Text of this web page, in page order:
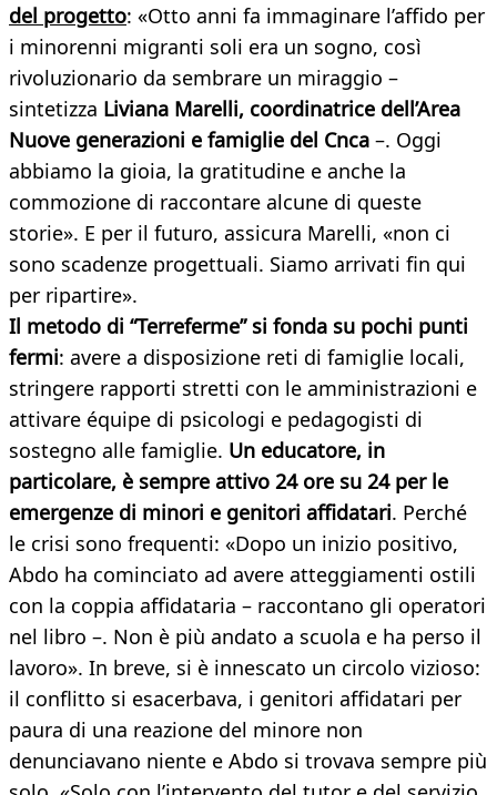
del progetto: «Otto anni fa immaginare l’affido per
i minorenni migranti soli era un sogno, così
rivoluzionario da sembrare un miraggio –
sintetizza Liviana Marelli, coordinatrice dell’Area
Nuove generazioni e famiglie del Cnca –. Oggi
abbiamo la gioia, la gratitudine e anche la
commozione di raccontare alcune di queste
storie». E per il futuro, assicura Marelli, «non ci
sono scadenze progettuali. Siamo arrivati fin qui
per ripartire».
Il metodo di “Terreferme” si fonda su pochi punti
fermi: avere a disposizione reti di famiglie locali,
stringere rapporti stretti con le amministrazioni e
attivare équipe di psicologi e pedagogisti di
sostegno alle famiglie. Un educatore, in
particolare, è sempre attivo 24 ore su 24 per le
emergenze di minori e genitori affidatari. Perché
le crisi sono frequenti: «Dopo un inizio positivo,
Abdo ha cominciato ad avere atteggiamenti ostili
con la coppia affidataria – raccontano gli operatori
nel libro –. Non è più andato a scuola e ha perso il
lavoro». In breve, si è innescato un circolo vizioso:
il conflitto si esacerbava, i genitori affidatari per
paura di una reazione del minore non
denunciavano niente e Abdo si trovava sempre più